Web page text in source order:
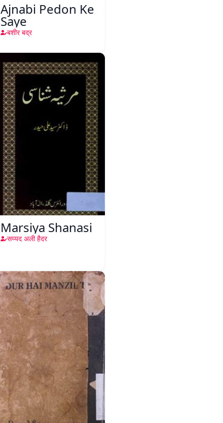
Ajnabi Pedon Ke
Saye
बशीर बद्र
Marsiya Shanasi
सय्यद अली हैदर